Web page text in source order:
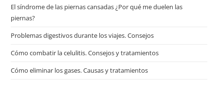
El síndrome de las piernas cansadas ¿Por qué me duelen las
piernas?
Problemas digestivos durante los viajes. Consejos
Cómo combatir la celulitis. Consejos y tratamientos
Cómo eliminar los gases. Causas y tratamientos